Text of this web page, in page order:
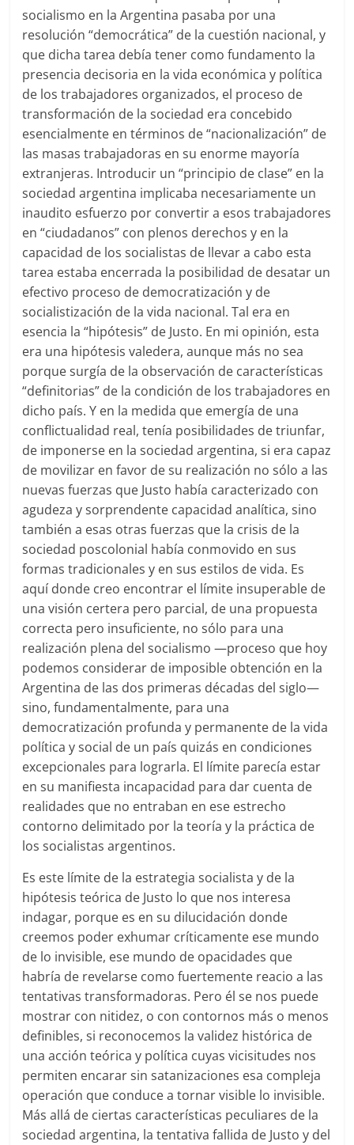
socialismo en la Argentina pasaba por una
resolución “democrática” de la cuestión nacional, y
que dicha tarea debía tener como fundamento la
presencia decisoria en la vida económica y política
de los trabajadores organizados, el proceso de
transformación de la sociedad era concebido
esencialmente en términos de “nacionalización” de
las masas trabajadoras en su enorme mayoría
extranjeras. Introducir un “principio de clase” en la
sociedad argentina implicaba necesariamente un
inaudito esfuerzo por convertir a esos trabajadores
en “ciudadanos” con plenos derechos y en la
capacidad de los socialistas de llevar a cabo esta
tarea estaba encerrada la posibilidad de desatar un
efectivo proceso de democratización y de
socialistización de la vida nacional. Tal era en
esencia la “hipótesis” de Justo. En mi opinión, esta
era una hipótesis valedera, aunque más no sea
porque surgía de la observación de características
“definitorias” de la condición de los trabajadores en
dicho país. Y en la medida que emergía de una
conflictualidad real, tenía posibilidades de triunfar,
de imponerse en la sociedad argentina, si era capaz
de movilizar en favor de su realización no sólo a las
nuevas fuerzas que Justo había caracterizado con
agudeza y sorprendente capacidad analítica, sino
también a esas otras fuerzas que la crisis de la
sociedad poscolonial había conmovido en sus
formas tradicionales y en sus estilos de vida. Es
aquí donde creo encontrar el límite insuperable de
una visión certera pero parcial, de una propuesta
correcta pero insuficiente, no sólo para una
realización plena del socialismo —proceso que hoy
podemos considerar de imposible obtención en la
Argentina de las dos primeras décadas del siglo—
sino, fundamentalmente, para una
democratización profunda y permanente de la vida
política y social de un país quizás en condiciones
excepcionales para lograrla. El límite parecía estar
en su manifiesta incapacidad para dar cuenta de
realidades que no entraban en ese estrecho
contorno delimitado por la teoría y la práctica de
los socialistas argentinos.
Es este límite de la estrategia socialista y de la
hipótesis teórica de Justo lo que nos interesa
indagar, porque es en su dilucidación donde
creemos poder exhumar críticamente ese mundo
de lo invisible, ese mundo de opacidades que
habría de revelarse como fuertemente reacio a las
tentativas transformadoras. Pero él se nos puede
mostrar con nitidez, o con contornos más o menos
definibles, si reconocemos la validez histórica de
una acción teórica y política cuyas vicisitudes nos
permiten encarar sin satanizaciones esa compleja
operación que conduce a tornar visible lo invisible.
Más allá de ciertas características peculiares de la
sociedad argentina, la tentativa fallida de Justo y del